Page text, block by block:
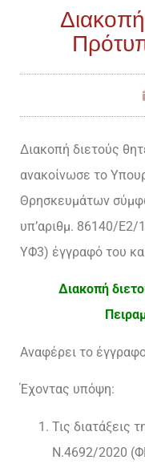
Διακοπή
Διακοπή διετούς
ανακοίνωσε το
Θρησκευμάτων
υπ’αριθμ. 86140/
ΥΦ3) έγγραφό του
Διακοπή
Αναφέρει το
Έχοντας υπόψη:
Τις διατάξεις
Ν.4692/2020